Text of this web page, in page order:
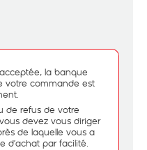
la banque
votre commande est
de refus de votre
devez vous diriger
de laquelle vous a
d’achat par facilité.